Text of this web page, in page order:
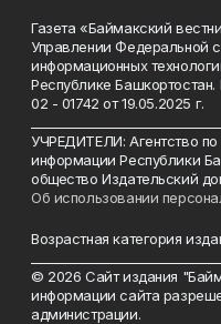
Газета «Баймакский
Управлении Федеральной
информационных
Республике
02 - 01742 от 19.05.2025 г.
УЧРЕДИТЕЛИ: Агентство
информации Республики
общество Издательский
Об использовании
Возрастная категория
© 2026 Сайт издания
информации сайта
администрации.